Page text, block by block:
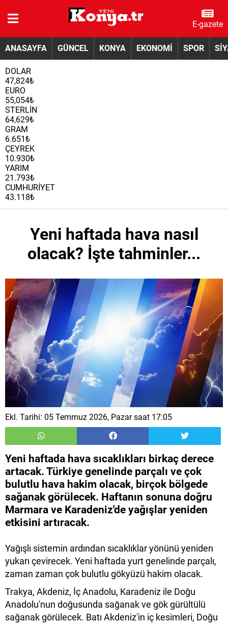
E-gazete
ANASAYFA GÜNCEL KONYA EKONOMİ SPOR
DOLAR
47,824₺
EURO
55,054₺
STERLİN
64,629₺
GRAM
6.651₺
ÇEYREK
10.930₺
YARIM
21.793₺
CUMHURİYET
43.118₺
Yeni haftada hava nasıl
olacak? İşte tahminler...
Ekl. Tarihi: 05 Temmuz 2026, Pazar saat 17:05
Yeni haftada hava sıcaklıkları birkaç derece
artacak. Türkiye genelinde parçalı ve çok
bulutlu hava hakim olacak, birçok bölgede
sağanak görülecek. Haftanın sonuna doğru
Marmara ve Karadeniz'de yağışlar yeniden
etkisini artıracak.
Yağışlı sistemin ardından sıcaklıklar yönünü yeniden
yukarı çevirecek. Yeni haftada yurt genelinde parçalı,
zaman zaman çok bulutlu gökyüzü hakim olacak.
Trakya, Akdeniz, İç Anadolu, Karadeniz ile Doğu
Anadolu'nun doğusunda sağanak ve gök gürültülü
sağanak görülecek. Batı Akdeniz'in iç kesimleri, Doğu